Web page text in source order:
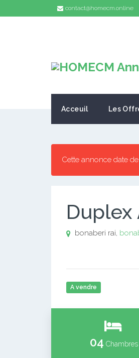
contact@homecm.online
Acceuil Les
Cette annonce date de
Duplex
bonaberi rai,
A vendre
04 Chambres